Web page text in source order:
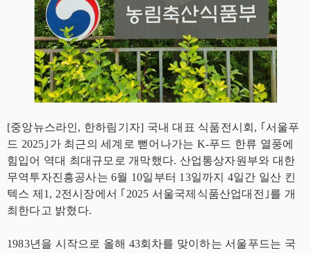
[중앙뉴스라인, 한하림기자] 국내 대표 식품전시회, ｢서울푸
드 2025｣가 최근의 세계로 뻗어나가는 K-푸드 한류 열풍에
힘입어 역대 최대규모로 개막했다. 산업통상자원부와 대한
무역투자진흥공사는 6월 10일부터 13일까지 4일간 일산 킨
텍스 제1, 2전시장에서 ｢2025 서울국제식품산업대전｣를 개
최한다고 밝혔다.
1983년을 시작으로 올해 43회차를 맞이하는 서울푸드는 국